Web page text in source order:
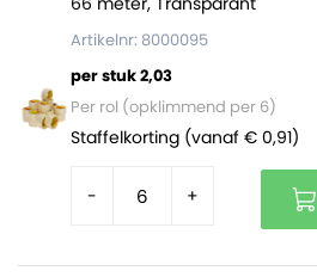
Artikelnr: 8000095
per stuk 2,03
Per rol (opklimmend per 6)
Staffelkorting (vanaf € 0,91)
- +